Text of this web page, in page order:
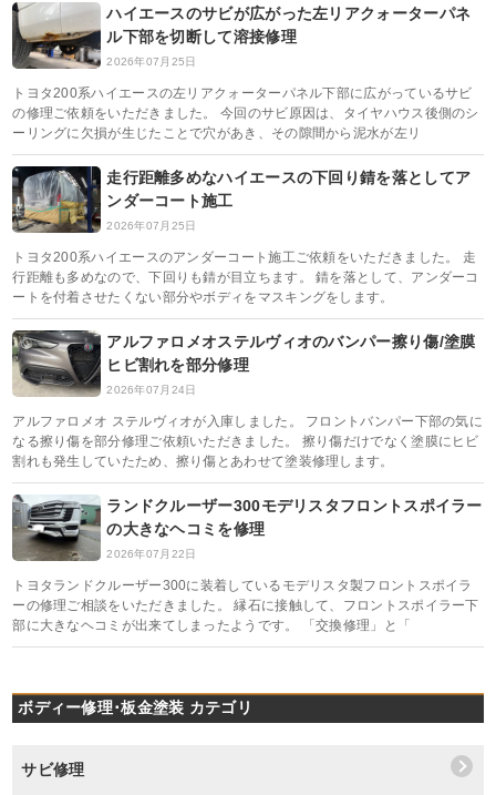
ハイエースのサビが広がった左リアクォーターパネ
ル下部を切断して溶接修理
2026年07月25日
トヨタ200系ハイエースの左リアクォーターパネル下部に広がっているサビ
の修理ご依頼をいただきました。 今回のサビ原因は、タイヤハウス後側のシ
ーリングに欠損が生じたことで穴があき、その隙間から泥水が左リ
走行距離多めなハイエースの下回り錆を落としてア
ンダーコート施工
2026年07月25日
トヨタ200系ハイエースのアンダーコート施工ご依頼をいただきました。 走
行距離も多めなので、下回りも錆が目立ちます。 錆を落として、アンダーコ
ートを付着させたくない部分やボディをマスキングをします。
アルファロメオステルヴィオのバンパー擦り傷/塗膜
ヒビ割れを部分修理
2026年07月24日
アルファロメオ ステルヴィオが入庫しました。 フロントバンパー下部の気に
なる擦り傷を部分修理ご依頼いただきました。 擦り傷だけでなく塗膜にヒビ
割れも発生していたため、擦り傷とあわせて塗装修理します。
ランドクルーザー300モデリスタフロントスポイラー
の大きなヘコミを修理
2026年07月22日
トヨタランドクルーザー300に装着しているモデリスタ製フロントスポイラ
ーの修理ご相談をいただきました。 縁石に接触して、フロントスポイラー下
部に大きなヘコミが出来てしまったようです。 「交換修理」と「
ボディー修理･板金塗装 カテゴリ
サビ修理